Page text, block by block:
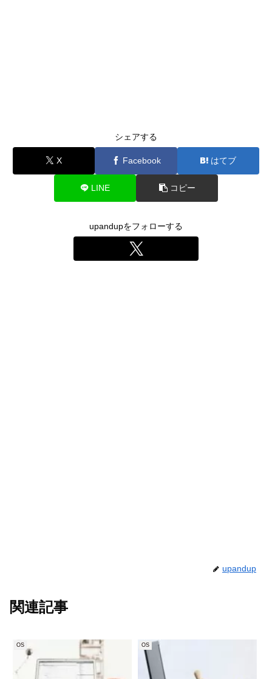
シェアする
X Facebook はてブ
LINE コピー
upandupをフォローする
upandup
関連記事
OS OS